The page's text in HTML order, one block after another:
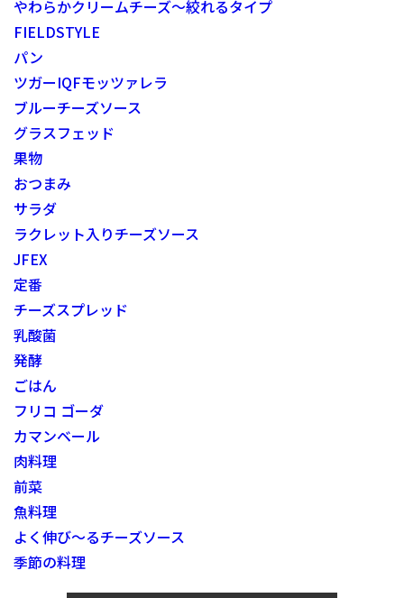
やわらかクリームチーズ～絞れるタイプ
FIELDSTYLE
パン
ツガーIQFモッツァレラ
ブルーチーズソース
グラスフェッド
果物
おつまみ
サラダ
ラクレット入りチーズソース
JFEX
定番
チーズスプレッド
乳酸菌
発酵
ごはん
フリコ ゴーダ
カマンベール
肉料理
前菜
魚料理
よく伸び～るチーズソース
季節の料理